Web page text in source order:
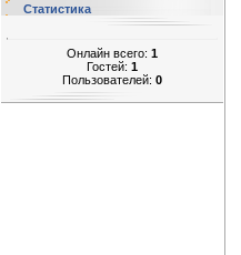
Статистика
Онлайн всего: 1
Гостей: 1
Пользователей: 0